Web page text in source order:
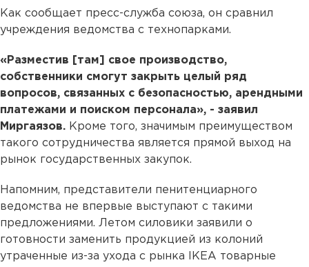
Как сообщает пресс-служба союза, он сравнил
учреждения ведомства с технопарками.
«Разместив [там] свое производство,
собственники смогут закрыть целый ряд
вопросов, связанных с безопасностью, арендными
платежами и поиском персонала», - заявил
Миргаязов. Кроме того, значимым преимуществом
такого сотрудничества является прямой выход на
рынок государственных закупок.
Напомним, представители пенитенциарного
ведомства не впервые выступают с такими
предложениями. Летом силовики заявили о
готовности заменить продукцией из колоний
утраченные из-за ухода с рынка IKEA товарные